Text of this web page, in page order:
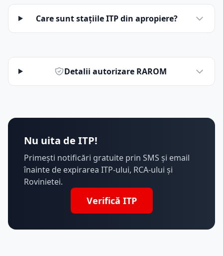
Care sunt stațiile ITP din apropiere?
Detalii autorizare RAROM
Nu uita de ITP!
Primești notificări gratuite prin SMS și email
înainte de expirarea ITP-ului, RCA-ului și
Rovinietei.
Verifică ITP